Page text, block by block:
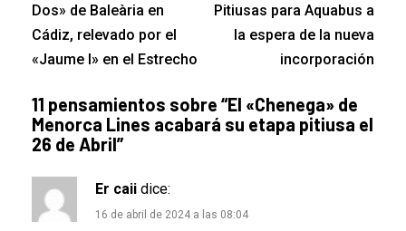
Dos» de Baleària en
Cádiz, relevado por el
«Jaume I» en el Estrecho
Pitiusas para Aquabus a
la espera de la nueva
incorporación
11 pensamientos sobre “El «Chenega» de
Menorca Lines acabará su etapa pitiusa el
26 de Abril”
Er caii dice:
16 de abril de 2024 a las 08:04